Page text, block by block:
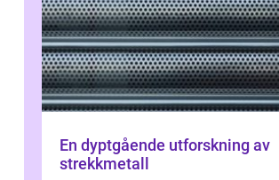
En dyptgående utforskning av
strekkmetall